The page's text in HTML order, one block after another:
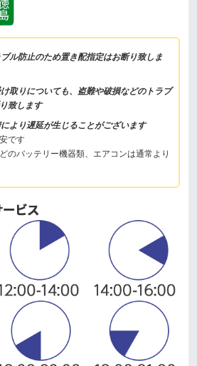
ル防止のため置き配指定はお断り致しま
取りについても、盗難や破損などのトラブ
致します
より遅延が生じることがございます
です
のバッテリー機器類、エアコンは通常より